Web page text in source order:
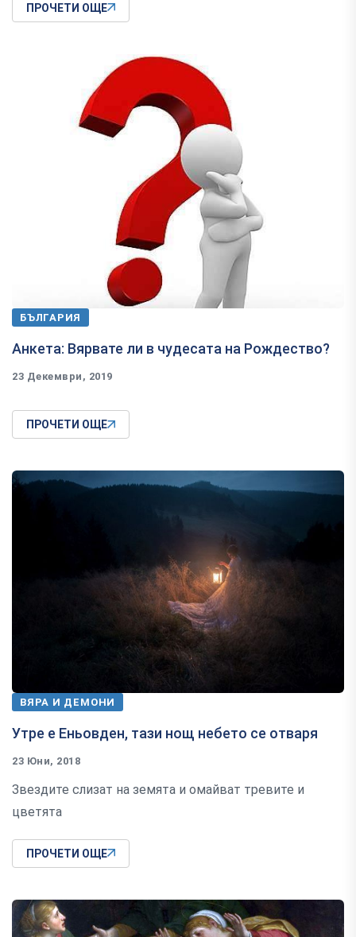
ПРОЧЕТИ ОЩЕ
БЪЛГАРИЯ
Анкета: Вярвате ли в чудесата на Рождество?
23 Декември, 2019
ПРОЧЕТИ ОЩЕ
ВЯРА И ДЕМОНИ
Утре е Еньовден, тази нощ небето се отваря
23 Юни, 2018
Звездите слизат на земята и омайват тревите и
цветята
ПРОЧЕТИ ОЩЕ